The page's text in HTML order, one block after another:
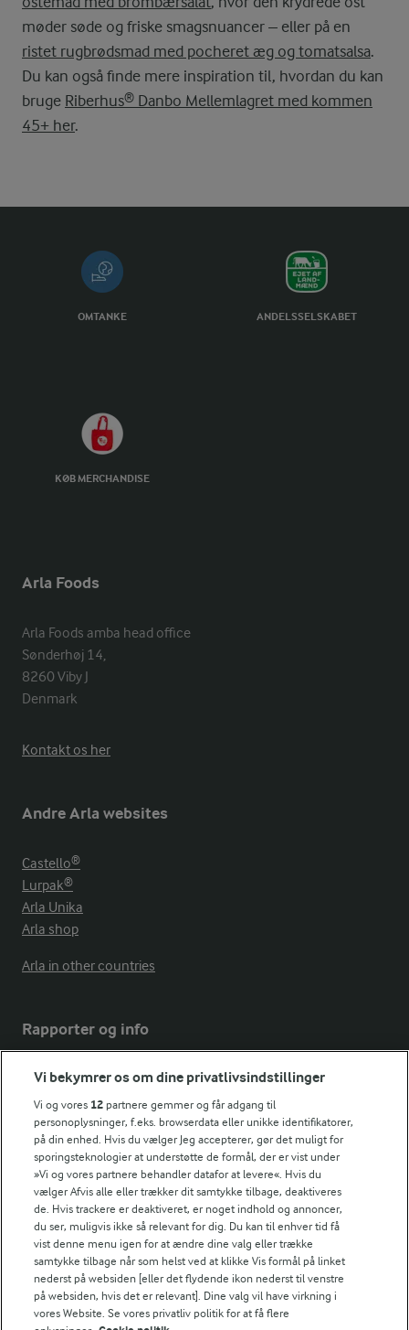
møder søde og friske smagsnuancer – eller på en
ristet rugbrødsmad med pocheret æg og tomatsalsa.
Du kan også finde mere inspiration til, hvordan du kan
bruge Riberhus® Danbo Mellemlagret med kommen
45+ her.
OMTANKE ANDELSSELSKABET
KØB MERCHANDISE
Arla Foods
Arla Foods amba head office
Sønderhøj 14,
8260 Viby J
Denmark
Kontakt os her
Andre Arla websites
Castello®
Lurpak®
Arla Unika
Arla shop
Arla in other countries
Rapporter og info
Årsrapport
FarmAhead™ Check rapport
Andelshaverinfo: Mælkepris
Fødevarestyrelsens smiley-rapporter for Arla Foods
Fødevarestyrelsens smiley-rapporter for Jörd
Fødevarestyrelsens smiley-rapporter for Lurpak PB
Følg
Vi bekymrer os om dine privatlivsindstillinger
Vi og vores 12 partnere gemmer og får adgang til
personoplysninger, f.eks. browserdata eller unikke identifikatorer,
på din enhed. Hvis du vælger Jeg accepterer, gør det muligt for
sporingsteknologier at understøtte de formål, der er vist under
»Vi og vores partnere behandler datafor at levere«. Hvis du
vælger Afvis alle eller trækker dit samtykke tilbage, deaktiveres
de. Hvis trackere er deaktiveret, er noget indhold og annoncer,
du ser, muligvis ikke så relevant for dig. Du kan til enhver tid få
vist denne menu igen for at ændre dine valg eller trække
samtykke tilbage når som helst ved at klikke Vis formål på linket
nederst på websiden [eller det flydende ikon nederst til venstre
på websiden, hvis det er relevant]. Dine valg vil have virkning i
vores Website. Se vores privatliv politik for at få flere